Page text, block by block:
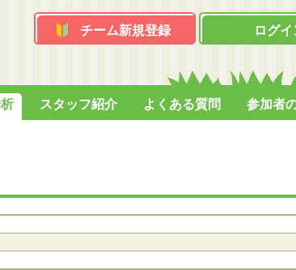
チーム新規登録 ログイ
スタッフ紹介 よくある質問 参加者